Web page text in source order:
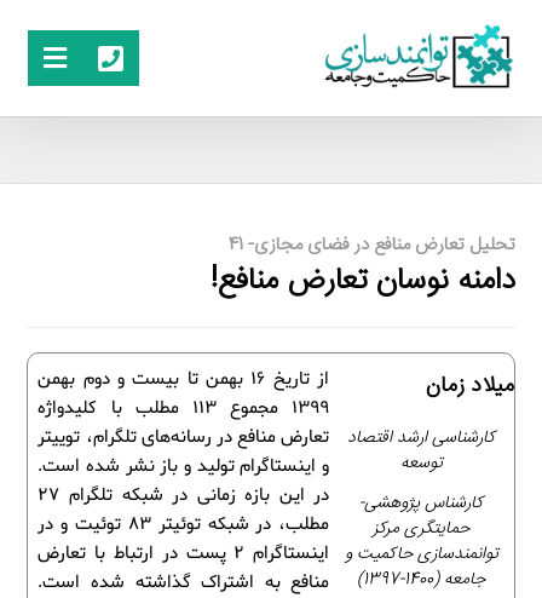
تحلیل تعارض منافع در فضای مجازی- 41
دامنه نوسان تعارض منافع!
از تاریخ 16 بهمن تا بیست و دوم بهمن
1399 مجموع 113 مطلب با کلیدواژه
تعارض منافع در رسانه‌های تلگرام، توییتر
و اینستاگرام تولید و باز نشر شده است.
در این بازه زمانی در شبکه تلگرام 27
مطلب، در شبکه توئیتر 83 توئیت و در
اینستاگرام 2 پست در ارتباط با تعارض
منافع به اشتراک گذاشته شده است.
میلاد زمان
کارشناسی ارشد اقتصاد
توسعه
کارشناس پژوهشی-
حمایتگری مرکز
توانمندسازی حاکمیت و
جامعه (1400-1397)